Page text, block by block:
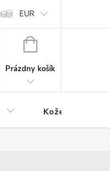
EUR
NÁKUPNÝ
Prázdny košík
Kožený tovar